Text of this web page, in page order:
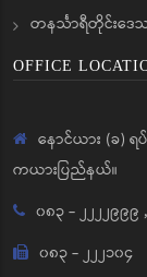
တနင်္သာရီတိုင်းဒေ
OFFICE
နောင်ယား (ခ)
ကယားပြည်နယ်။
၀၈၃ - ၂၂၂၂၉၉၉ ,
၀၈၃ - ၂၂၂၁၀၄